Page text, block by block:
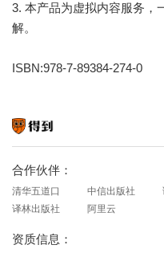
3. 本产品为虚拟内容服务，
解。
ISBN:978-7-89384-274-0
合作伙伴：
清华五道口 中信出版社
译林出版社
阿里云
资质信息：